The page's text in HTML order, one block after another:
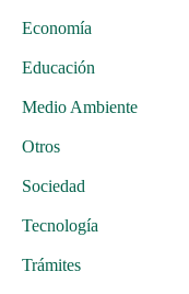
Economía
Educación
Medio Ambiente
Otros
Sociedad
Tecnología
Trámites